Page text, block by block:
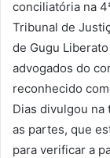
conciliatória na
Tribunal de
de Gugu
advogados do
reconhecido
Dias divulgou na
as partes, que
para verificar a